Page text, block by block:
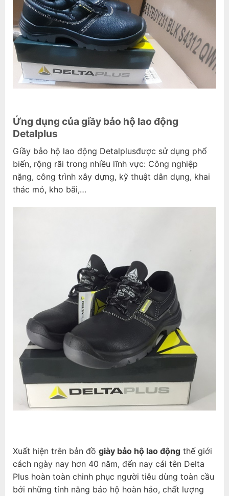
Ứng dụng của giầy bảo hộ lao động
Detalplus
Giầy bảo hộ lao động Detalplusđược sử dụng phổ
biến, rộng rãi trong nhiều lĩnh vực: Công nghiệp
nặng, công trình xây dựng, kỹ thuật dân dụng, khai
thác mỏ, kho bãi,…
Xuất hiện trên bản đồ giày bảo hộ lao độngthế giới
cách ngày nay hơn 40 năm, đến nay cái tên Delta
Plus hoàn toàn chinh phục người tiêu dùng toàn cầu
bởi những tính năng bảo hộ hoàn hảo, chất lượng